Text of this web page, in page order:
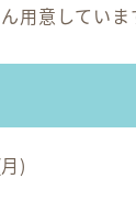
用意してい
)